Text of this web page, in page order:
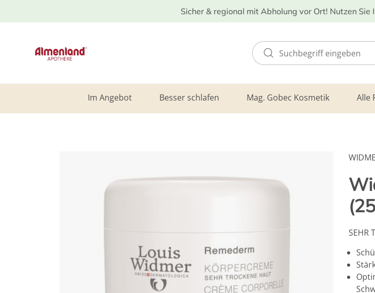
Sicher & regional mit Abholung vor Ort! Nutzen Sie
Im Angebot Besser schlafen Mag. Gobec Kosmetik Alle
SEHR